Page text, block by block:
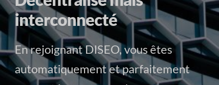
interconnecté
En rejoignant DISEO, vous êtes
automatiquement et parfaitement